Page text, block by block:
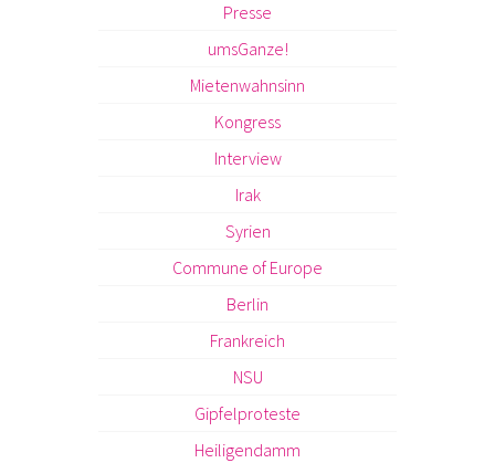
Presse
umsGanze!
Mietenwahnsinn
Kongress
Interview
Irak
Syrien
Commune of Europe
Berlin
Frankreich
NSU
Gipfelproteste
Heiligendamm